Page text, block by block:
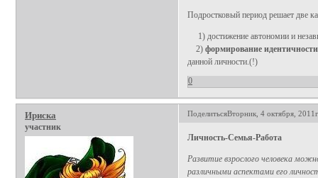
Подростковый период решает две
1) достижение автономии и
2) формирование идентичности
данной личности.(!)
0
ПоделитьсяВторник, 4 октября,
Ириска
участник
Личность-Семья-Работа
Развитие взрослого человека
различными аспектами его